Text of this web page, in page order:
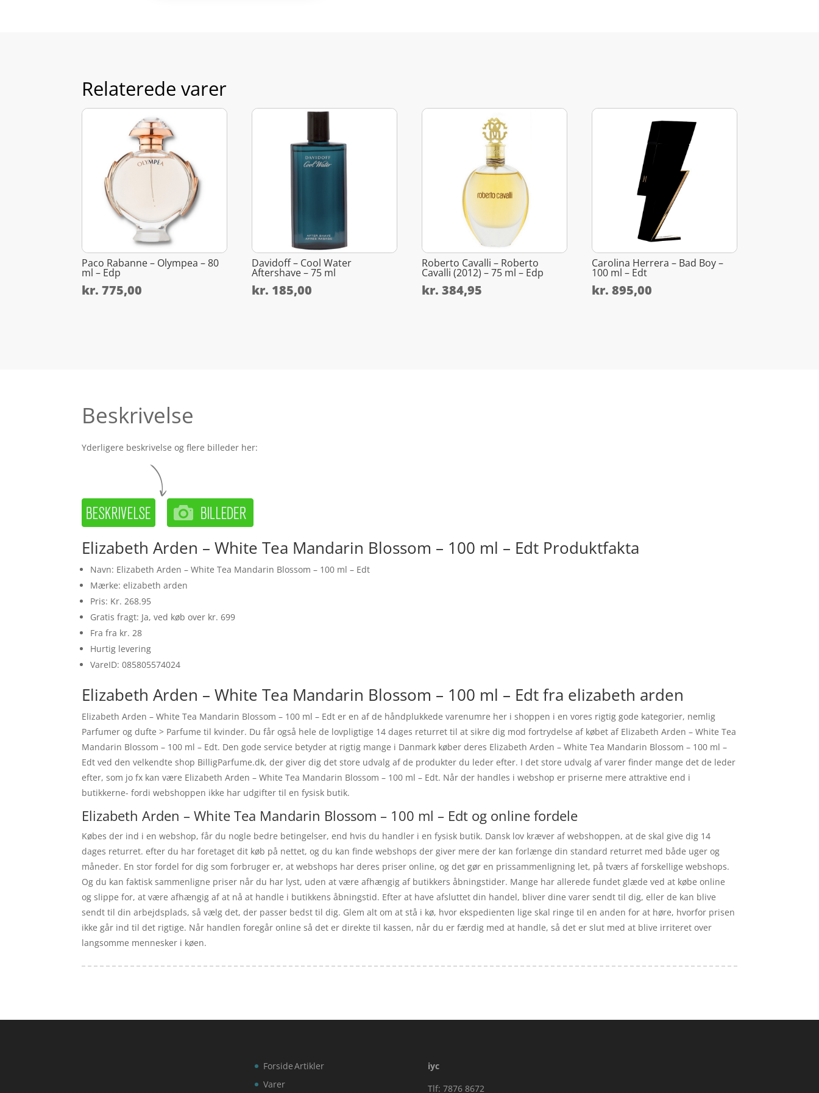
Relaterede varer
Paco Rabanne – Olympea – 80
ml – Edp
kr. 775,00
Davidoff – Cool Water
Aftershave – 75 ml
kr. 185,00
Roberto Cavalli – Roberto
Cavalli (2012) – 75 ml – Edp
kr. 384,95
Carolina Herrera – Bad Boy –
100 ml – Edt
kr. 895,00
Beskrivelse
Yderligere beskrivelse og flere billeder her:
Elizabeth Arden – White Tea Mandarin Blossom – 100 ml – Edt Produktfakta
Navn: Elizabeth Arden – White Tea Mandarin Blossom – 100 ml – Edt
Mærke: elizabeth arden
Pris: Kr. 268.95
Gratis fragt: Ja, ved køb over kr. 699
Fra fra kr. 28
Hurtig levering
VareID: 085805574024
Elizabeth Arden – White Tea Mandarin Blossom – 100 ml – Edt fra elizabeth arden
Elizabeth Arden – White Tea Mandarin Blossom – 100 ml – Edt er en af de håndplukkede varenumre her i shoppen i en vores rigtig gode kategorier, nemlig
Parfumer og dufte > Parfume til kvinder. Du får også hele de lovpligtige 14 dages returret til at sikre dig mod fortrydelse af købet af Elizabeth Arden – White Tea
Mandarin Blossom – 100 ml – Edt. Den gode service betyder at rigtig mange i Danmark køber deres Elizabeth Arden – White Tea Mandarin Blossom – 100 ml –
Edt ved den velkendte shop BilligParfume.dk, der giver dig det store udvalg af de produkter du leder efter. I det store udvalg af varer finder mange det de leder
efter, som jo fx kan være Elizabeth Arden – White Tea Mandarin Blossom – 100 ml – Edt. Når der handles i webshop er priserne mere attraktive end i
butikkerne- fordi webshoppen ikke har udgifter til en fysisk butik.
Elizabeth Arden – White Tea Mandarin Blossom – 100 ml – Edt og online fordele
Købes der ind i en webshop, får du nogle bedre betingelser, end hvis du handler i en fysisk butik. Dansk lov kræver af webshoppen, at de skal give dig 14
dages returret. efter du har foretaget dit køb på nettet, og du kan finde webshops der giver mere der kan forlænge din standard returret med både uger og
måneder. En stor fordel for dig som forbruger er, at webshops har deres priser online, og det gør en prissammenligning let, på tværs af forskellige webshops.
Og du kan faktisk sammenligne priser når du har lyst, uden at være afhængig af butikkers åbningstider. Mange har allerede fundet glæde ved at købe online
og slippe for, at være afhængig af at nå at handle i butikkens åbningstid. Efter at have afsluttet din handel, bliver dine varer sendt til dig, eller de kan blive
sendt til din arbejdsplads, så vælg det, der passer bedst til dig. Glem alt om at stå i kø, hvor ekspedienten lige skal ringe til en anden for at høre, hvorfor prisen
ikke går ind til det rigtige. Når handlen foregår online så det er direkte til kassen, når du er færdig med at handle, så det er slut med at blive irriteret over
langsomme mennesker i køen.
Forside
Varer
Artikler
iyc
Tlf: 7876 8672